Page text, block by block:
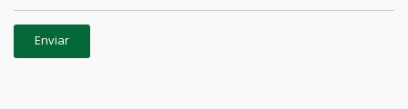
Enviar